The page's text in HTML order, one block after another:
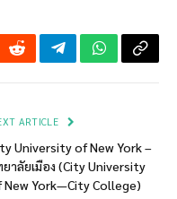
RedditTelegramWhatsApp
Copy
ARTICLE
University of New York –
ยาลัยเมือง (City University
New York—City College)